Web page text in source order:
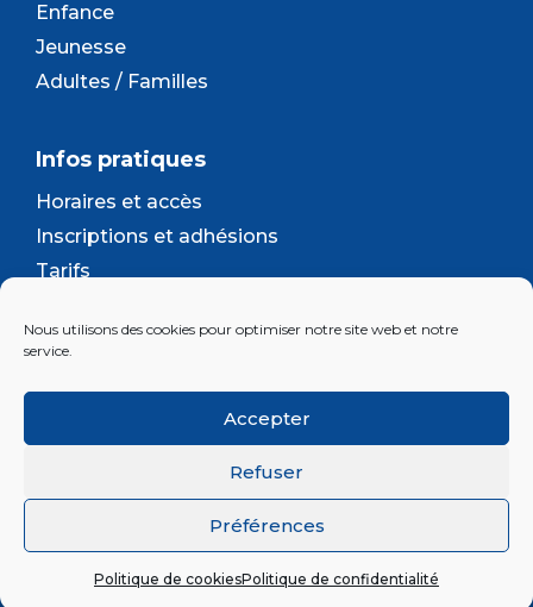
Nous utilisons des cookies pour optimiser notre site web et notre
service.
Accepter
Refuser
Préférences
Politique de cookiesPolitique de confidentialité
Enfance
Jeunesse
Adultes / Familles
Infos pratiques
Horaires et accès
Inscriptions et adhésions
Tarifs
Contact
Lettre d’information
Inscrivez-vous à la newsletter d'Enjeu
© 2026 Association Enjeu |Plan du site|Mentions
légales |Confidentialité |Cookies